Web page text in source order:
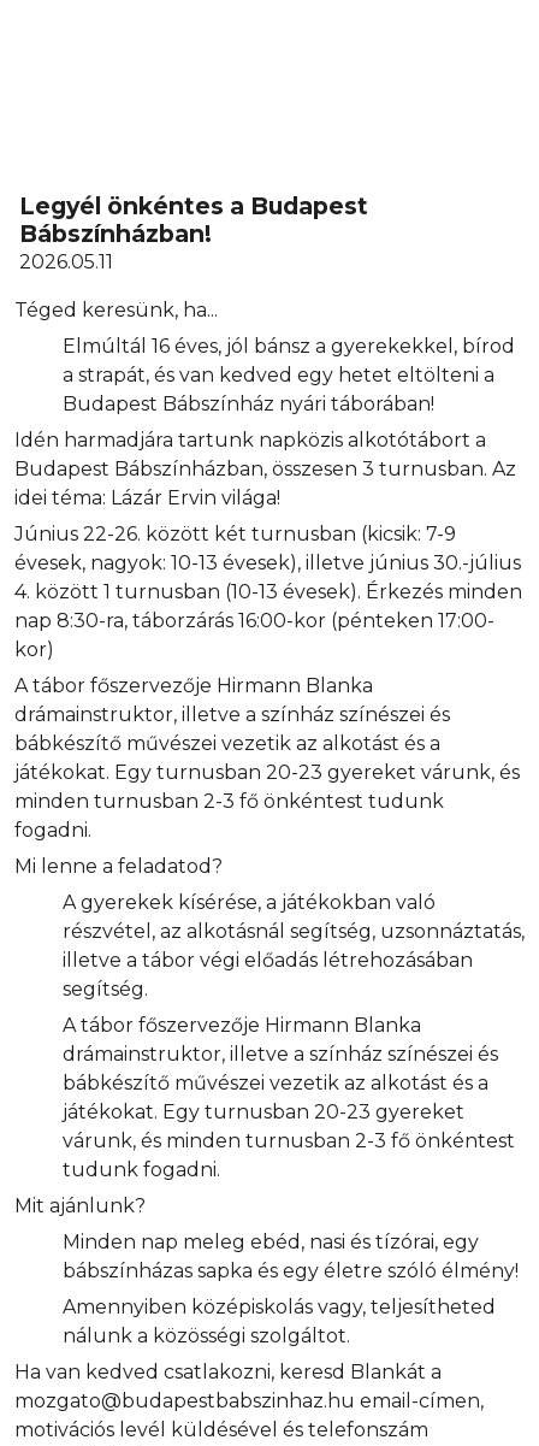
Legyél önkéntes a Budapest
Bábszínházban!
2026.05.11
Téged keresünk, ha...
Elmúltál 16 éves, jól bánsz a gyerekekkel, bírod
a strapát, és van kedved egy hetet eltölteni a
Budapest Bábszínház nyári táborában!
Idén harmadjára tartunk napközis alkotótábort a
Budapest Bábszínházban, összesen 3 turnusban. Az
idei téma: Lázár Ervin világa!
Június 22-26. között két turnusban (kicsik: 7-9
évesek, nagyok: 10-13 évesek), illetve június 30.-július
4. között 1 turnusban (10-13 évesek). Érkezés minden
nap 8:30-ra, táborzárás 16:00-kor (pénteken 17:00-
kor)
A tábor főszervezője Hirmann Blanka
drámainstruktor, illetve a színház színészei és
bábkészítő művészei vezetik az alkotást és a
játékokat. Egy turnusban 20-23 gyereket várunk, és
minden turnusban 2-3 fő önkéntest tudunk
fogadni.
Mi lenne a feladatod?
A gyerekek kísérése, a játékokban való
részvétel, az alkotásnál segítség, uzsonnáztatás,
illetve a tábor végi előadás létrehozásában
segítség.
A tábor főszervezője Hirmann Blanka
drámainstruktor, illetve a színház színészei és
bábkészítő művészei vezetik az alkotást és a
játékokat. Egy turnusban 20-23 gyereket
várunk, és minden turnusban 2-3 fő önkéntest
tudunk fogadni.
Mit ajánlunk?
Minden nap meleg ebéd, nasi és tízórai, egy
bábszínházas sapka és egy életre szóló élmény!
Amennyiben középiskolás vagy, teljesítheted
nálunk a közösségi szolgáltot.
Ha van kedved csatlakozni, keresd Blankát a
mozgato@budapestbabszinhaz.hu email-címen,
motivációs levél küldésével és telefonszám